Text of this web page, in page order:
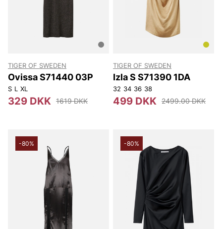
TIGER OF SWEDEN
Ovissa S71440 03P
S L XL
329 DKK 1619 DKK
TIGER OF SWEDEN
Izla S S71390 1DA
32 34 36 38
499 DKK 2499.00 DKK
-80% -80%